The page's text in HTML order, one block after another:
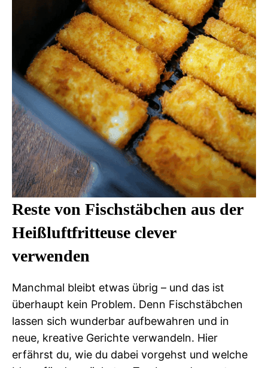
Reste von Fischstäbchen aus der
Heißluftfritteuse clever
verwenden
Manchmal bleibt etwas übrig – und das ist
überhaupt kein Problem. Denn Fischstäbchen
lassen sich wunderbar aufbewahren und in
neue, kreative Gerichte verwandeln. Hier
erfährst du, wie du dabei vorgehst und welche